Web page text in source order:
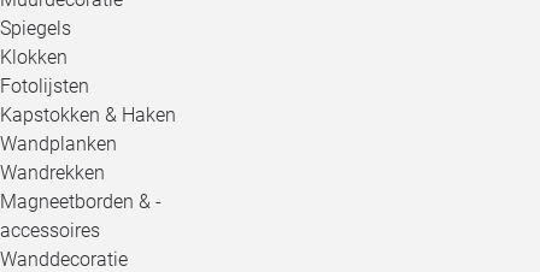
Spiegels
Klokken
Fotolijsten
Kapstokken & Haken
Wandplanken
Wandrekken
Magneetborden & -
accessoires
Wanddecoratie